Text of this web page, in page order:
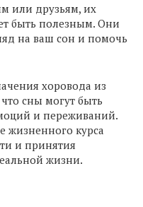
или друзьям, их
быть полезным. Они
на ваш сон и помочь
хоровода из
сны могут быть
и переживаний.
жизненного курса
и принятия
жизни.